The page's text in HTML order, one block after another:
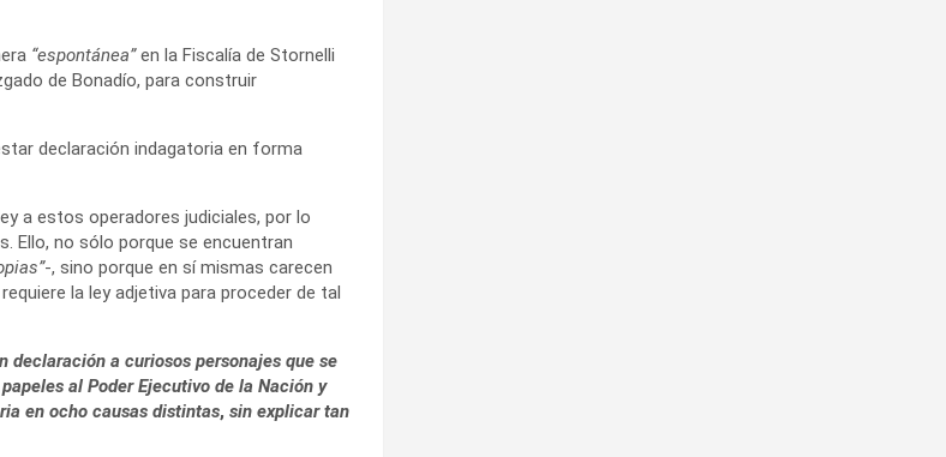
“espontánea”en la Fiscalía de Stornelli
de Bonadío, para construir
declaración indagatoria en forma
a estos operadores judiciales, por lo
Ello, no sólo porque se encuentran
-, sino porque en sí mismas carecen
la ley adjetiva para proceder de tal
a curiosos personajes que se
al Poder Ejecutivo de la Nación y
en ocho causas distintas, sin explicar tan